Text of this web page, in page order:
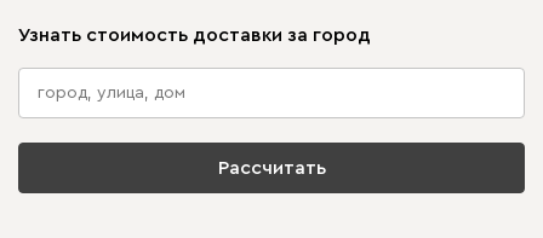
Узнать стоимость доставки за город
Рассчитать